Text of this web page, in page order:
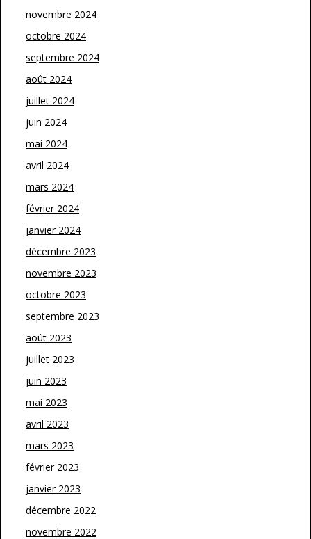
novembre 2024
octobre 2024
septembre 2024
août 2024
juillet 2024
juin 2024
mai 2024
avril 2024
mars 2024
février 2024
janvier 2024
décembre 2023
novembre 2023
octobre 2023
septembre 2023
août 2023
juillet 2023
juin 2023
mai 2023
avril 2023
mars 2023
février 2023
janvier 2023
décembre 2022
novembre 2022